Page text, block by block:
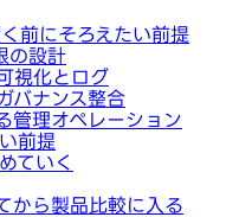
前にそろえたい前提
の設計
視化とログ
バナンス整合
管理オペレーション
前提
ていく
から製品比較に入る